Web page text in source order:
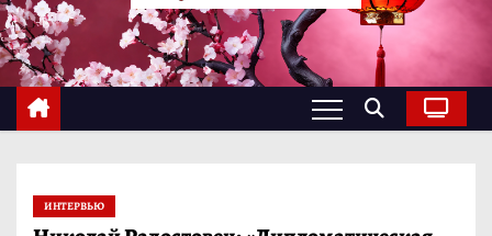
к
с
о
ИНТЕРВЬЮ